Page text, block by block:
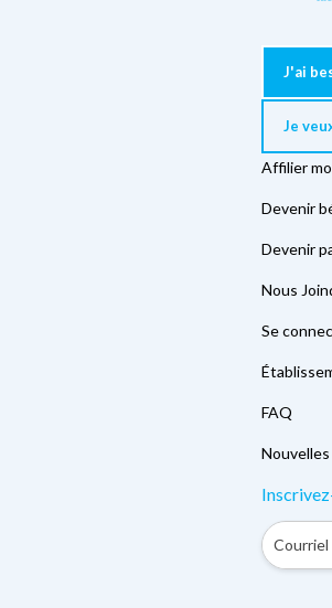
J'ai
Je
Affilier
Devenir
Devenir
Nous
Se
FAQ
Nouvelles